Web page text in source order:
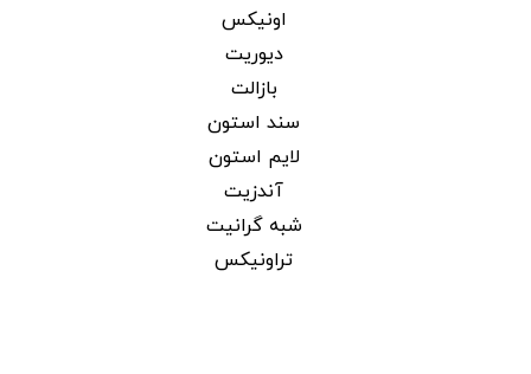
اونیکس
دیوریت
بازالت
سند استون
لایم استون
آندزیت
شبه گرانیت
تراونیکس